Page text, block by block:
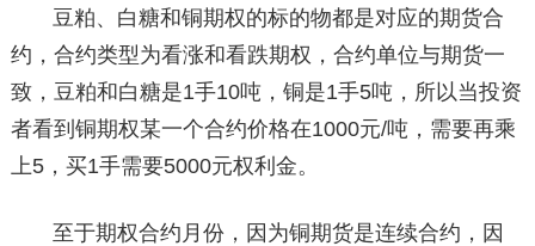
豆粕、白糖和铜期权的标的物都是对应的期货合
约，合约类型为看涨和看跌期权，合约单位与期货一
致，豆粕和白糖是1手10吨，铜是1手5吨，所以当投资
者看到铜期权某一个合约价格在1000元/吨，需要再乘
上5，买1手需要5000元权利金。
至于期权合约月份，因为铜期货是连续合约，因